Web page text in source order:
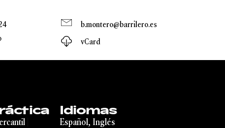
b.montero@barrilero.es
vCard
Idiomas
Español, Inglés